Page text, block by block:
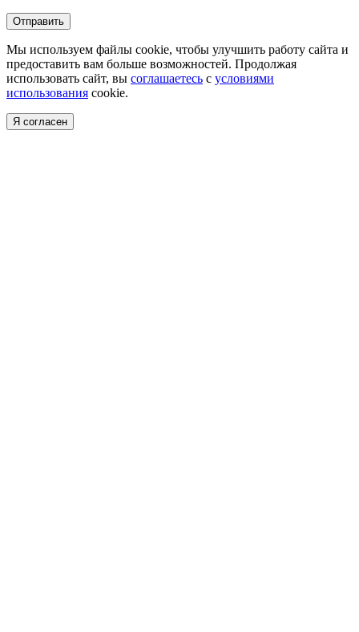
Отправить
Мы используем файлы cookie, чтобы улучшить работу сайта и
предоставить вам больше возможностей. Продолжая
использовать сайт, вы соглашаетесь с условиями
использования cookie.
Я согласен